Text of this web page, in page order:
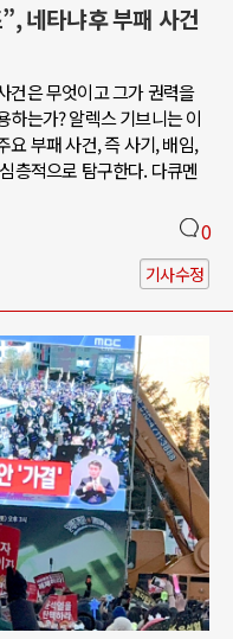
네타냐후 부패 사건
건은 무엇이고 그가 권력을
하는가? 알렉스 기브니는 이
요 부패 사건, 즉 사기, 배임,
층적으로 탐구한다. 다큐멘
0
기사수정